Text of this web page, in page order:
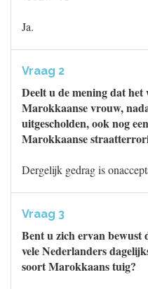
Ja.
Vraag 2
Deelt u de mening dat
Marokkaanse vrouw,
uitgescholden, ook nog
Marokkaanse
Dergelijk gedrag is
Vraag 3
Bent u zich ervan bewust
vele Nederlanders
soort Marokkaans tuig?